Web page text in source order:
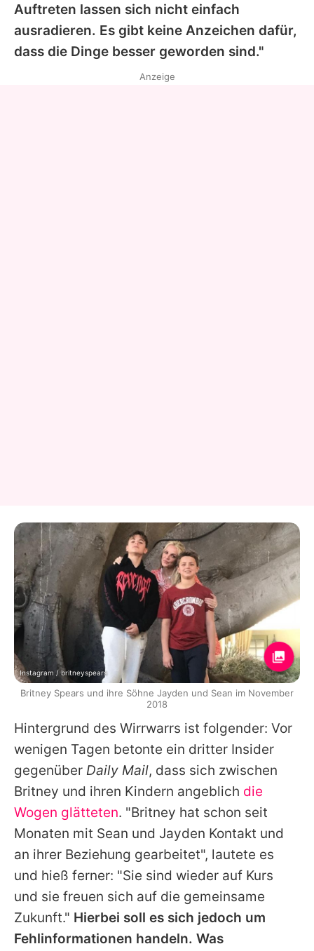
Auftreten lassen sich nicht einfach
ausradieren. Es gibt keine Anzeichen dafür,
dass die Dinge besser geworden sind."
Hintergrund des Wirrwarrs ist folgender: Vor
wenigen Tagen betonte ein dritter Insider
gegenüber Daily Mail, dass sich zwischen
Britney und ihren Kindern angeblich die
Wogen glätteten. "Britney hat schon seit
Monaten mit Sean und Jayden Kontakt und
an ihrer Beziehung gearbeitet", lautete es
und hieß ferner: "Sie sind wieder auf Kurs
und sie freuen sich auf die gemeinsame
Zukunft." Hierbei soll es sich jedoch um
Fehlinformationen handeln. Was
Anzeige
Instagram / britneyspears
Britney Spears und ihre Söhne Jayden und Sean im November
2018